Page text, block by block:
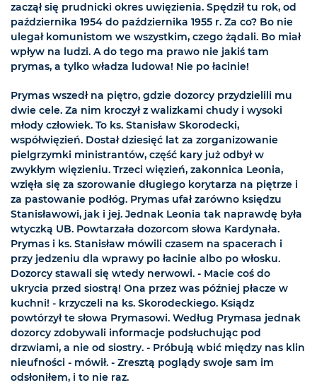
zaczął się prudnicki okres uwięzienia. Spędził tu rok, od
października 1954 do października 1955 r. Za co? Bo nie
ulegał komunistom we wszystkim, czego żądali. Bo miał
wpływ na ludzi. A do tego ma prawo nie jakiś tam
prymas, a tylko władza ludowa! Nie po łacinie!
Prymas wszedł na piętro, gdzie dozorcy przydzielili mu
dwie cele. Za nim kroczył z walizkami chudy i wysoki
młody człowiek. To ks. Stanisław Skorodecki,
współwięzień. Dostał dziesięć lat za zorganizowanie
pielgrzymki ministrantów, część kary już odbył w
zwykłym więzieniu. Trzeci więzień, zakonnica Leonia,
wzięła się za szorowanie długiego korytarza na piętrze i
za pastowanie podłóg. Prymas ufał zarówno księdzu
Stanisławowi, jak i jej. Jednak Leonia tak naprawdę była
wtyczką UB. Powtarzała dozorcom słowa Kardynała.
Prymas i ks. Stanisław mówili czasem na spacerach i
przy jedzeniu dla wprawy po łacinie albo po włosku.
Dozorcy stawali się wtedy nerwowi. - Macie coś do
ukrycia przed siostrą! Ona przez was później płacze w
kuchni! - krzyczeli na ks. Skorodeckiego. Ksiądz
powtórzył te słowa Prymasowi. Według Prymasa jednak
dozorcy zdobywali informacje podsłuchując pod
drzwiami, a nie od siostry. - Próbują wbić między nas klin
nieufności - mówił. - Zresztą poglądy swoje sam im
odsłoniłem, i to nie raz.